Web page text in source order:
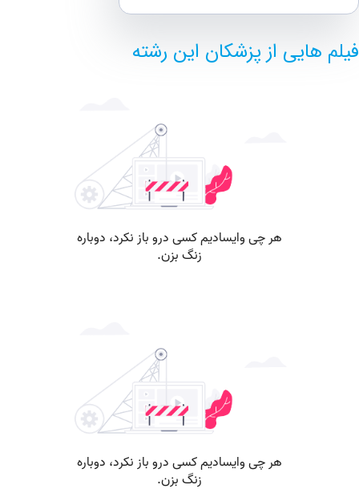
از پزشکان این رشته